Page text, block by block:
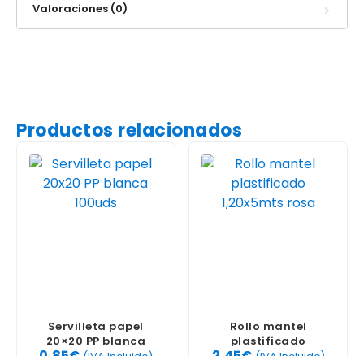
Valoraciones (0)
Productos relacionados
Servilleta papel
20×20 PP blanca
Rollo mantel
plastificado